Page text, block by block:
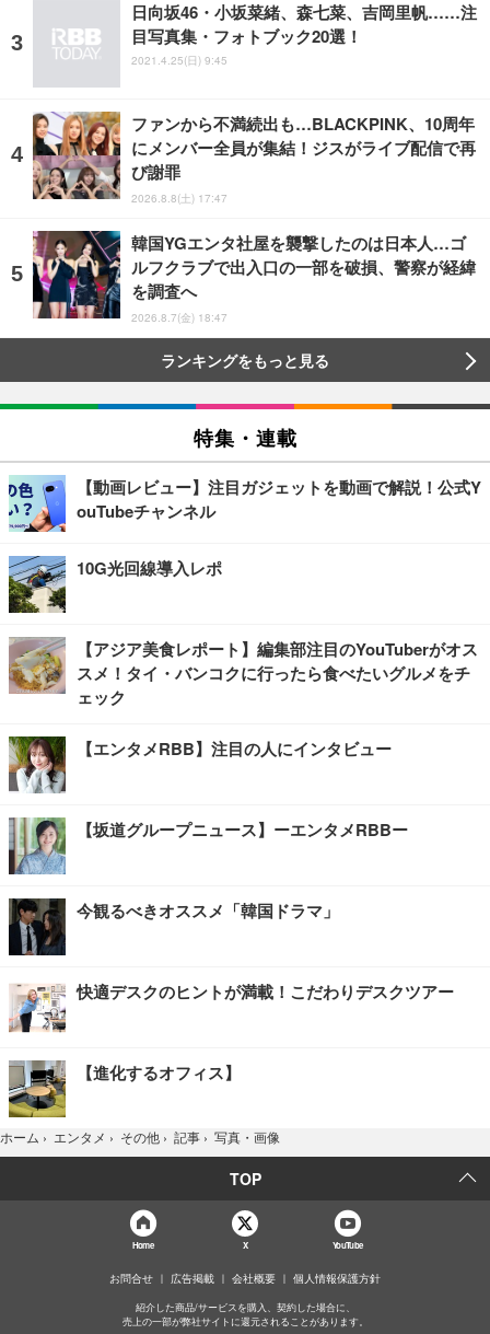
日向坂46・小坂菜緒、森七菜、吉岡里帆……注
目写真集・フォトブック20選！
2021.4.25(日) 9:45
ファンから不満続出も…BLACKPINK、10周年
にメンバー全員が集結！ジスがライブ配信で再
び謝罪
2026.8.8(土) 17:47
韓国YGエンタ社屋を襲撃したのは日本人…ゴ
ルフクラブで出入口の一部を破損、警察が経緯
を調査へ
2026.8.7(金) 18:47
ランキングをもっと見る
特集・連載
【動画レビュー】注目ガジェットを動画で解説！公式Y
ouTubeチャンネル
10G光回線導入レポ
【アジア美食レポート】編集部注目のYouTuberがオス
スメ！タイ・バンコクに行ったら食べたいグルメをチ
ェック
【エンタメRBB】注目の人にインタビュー
【坂道グループニュース】ーエンタメRBBー
今観るべきオススメ「韓国ドラマ」
快適デスクのヒントが満載！こだわりデスクツアー
【進化するオフィス】
ホーム › エンタメ › その他 › 記事 › 写真・画像
TOP
Home X YouTube
お問合せ 広告掲載 会社概要 個人情報保護方針
紹介した商品/サービスを購入、契約した場合に、
売上の一部が弊社サイトに還元されることがあります。